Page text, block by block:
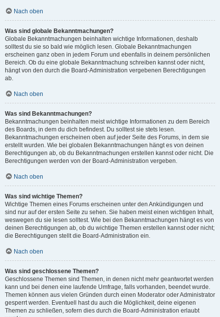
Nach oben
Was sind globale Bekanntmachungen?
Globale Bekanntmachungen beinhalten wichtige Informationen, deshalb
solltest du sie so bald wie möglich lesen. Globale Bekanntmachungen
erscheinen ganz oben in jedem Forum und ebenfalls in deinem persönlichen
Bereich. Ob du eine globale Bekanntmachung schreiben kannst oder nicht,
hängt von den durch die Board-Administration vergebenen Berechtigungen
ab.
Nach oben
Was sind Bekanntmachungen?
Bekanntmachungen beinhalten meist wichtige Informationen zu dem Bereich
des Boards, in dem du dich befindest. Du solltest sie stets lesen.
Bekanntmachungen erscheinen oben auf jeder Seite des Forums, in dem sie
erstellt wurden. Wie bei globalen Bekanntmachungen hängt es von deinen
Berechtigungen ab, ob du Bekanntmachungen erstellen kannst oder nicht. Die
Berechtigungen werden von der Board-Administration vergeben.
Nach oben
Was sind wichtige Themen?
Wichtige Themen eines Forums erscheinen unter den Ankündigungen und
sind nur auf der ersten Seite zu sehen. Sie haben meist einen wichtigen Inhalt,
weswegen du sie lesen solltest. Wie bei den Bekanntmachungen hängt es von
deinen Berechtigungen ab, ob du wichtige Themen erstellen kannst oder nicht;
die Berechtigungen stellt die Board-Administration ein.
Nach oben
Was sind geschlossene Themen?
Geschlossene Themen sind Themen, in denen nicht mehr geantwortet werden
kann und bei denen eine laufende Umfrage, falls vorhanden, beendet wurde.
Themen können aus vielen Gründen durch einen Moderator oder Administrator
gesperrt werden. Eventuell hast du auch die Möglichkeit, deine eigenen
Themen zu schließen, sofern dies durch die Board-Administration erlaubt